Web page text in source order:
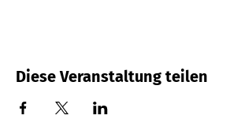
Diese Veranstaltung teilen